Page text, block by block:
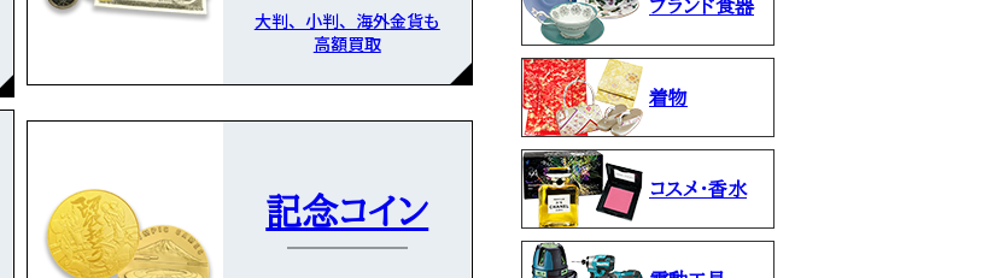
大判、小判、海外金貨も
高額買取
記念コイン
ブランド食器
着物
コスメ・香水